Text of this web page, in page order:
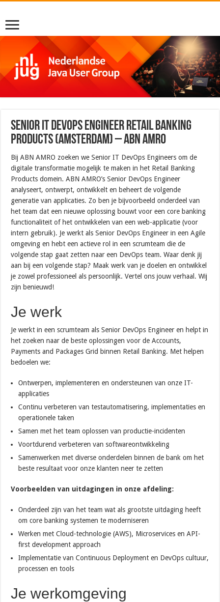
Senior IT DevOps Engineer Retail Banking
Products (Amsterdam) – ABN AMRO
Bij ABN AMRO zoeken we Senior IT DevOps Engineers om de
digitale transformatie mogelijk te maken in het Retail Banking
Products domein. ABN AMRO’s Senior DevOps Engineer
analyseert, ontwerpt, ontwikkelt en beheert de volgende
generatie van applicaties. Zo ben je bijvoorbeeld onderdeel van
het team dat een nieuwe oplossing bouwt voor een core banking
functionaliteit of het ontwikkelen van een web-applicatie (voor
intern gebruik). Je werkt als Senior DevOps Engineer in een Agile
omgeving en hebt een actieve rol in een scrumteam die de
volgende stap gaat zetten naar een DevOps team. Waar denk jij
aan bij een volgende stap? Maak werk van je doelen en ontwikkel
je zowel professioneel als persoonlijk. Vertel ons jouw verhaal. Wij
zijn benieuwd!
Je werk
Je werkt in een scrumteam als Senior DevOps Engineer en helpt in
het zoeken naar de beste oplossingen voor de Accounts,
Payments and Packages Grid binnen Retail Banking. Met helpen
bedoelen we:
Ontwerpen, implementeren en ondersteunen van onze IT-
applicaties
Continu verbeteren van testautomatisering, implementaties en
operationele taken
Samen met het team oplossen van productie-incidenten
Voortdurend verbeteren van softwareontwikkeling
Samenwerken met diverse onderdelen binnen de bank om het
beste resultaat voor onze klanten neer te zetten
Voorbeelden van uitdagingen in onze afdeling:
Onderdeel zijn van het team wat als grootste uitdaging heeft
om core banking systemen te moderniseren
Werken met Cloud-technologie (AWS), Microservices en API-
first development approach
Implementatie van Continuous Deployment en DevOps cultuur,
processen en tools
Je werkomgeving